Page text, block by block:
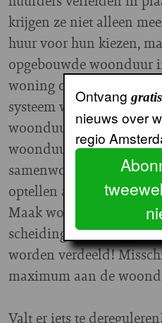
krijgen ze niet alleen
huur voor hun kiezen,
opgebouwde woonduur
woning ook wel een
systeem waarin
woonduur behouden en
woonduur kost. Laat
samenwonen hun
optellen als ze twee
Maak woonduur
scheiding ook de
worden verdeeld!
maximum aan de
Valt er iets te
Ontvang gratis
nieuws over
regio